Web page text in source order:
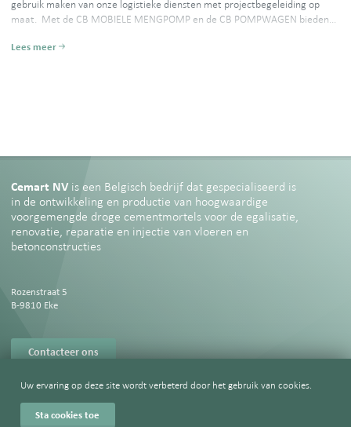
gebruik maken van onze logistieke diensten met projectbegeleiding op
maat. Met de CB MOBIELE MENGPOMP en de CB POMPWAGEN bieden...
Lees meer
Cemart NV is een Belgisch bedrijf dat gespecialiseerd is
in de ontwikkeling en productie van hoogwaardige
voorgemengde droge cementmortels voor de egalisatie,
renovatie, reparatie en injectie van vloeren en
betonconstructies
Rozenstraat 5
B-9810 Eke
Contacteer ons
Privacy verklaring∙Cookie verklaring
Uw ervaring op deze site wordt verbeterd door het gebruik van cookies.
Sta cookies toe